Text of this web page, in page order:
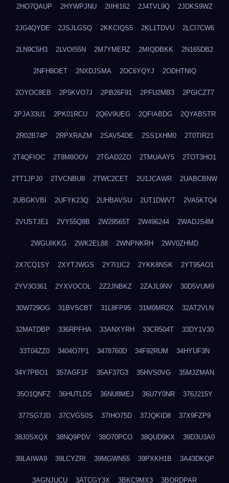
2HO7QAUP 2HYWPJNU 2IIHI162 2J4TVL9Q 2JDKS9WZ
2JG4QYDE 2JSJLGSQ 2KKCIQS5 2KL1TDVU 2LCI7CW6
2LN9C5H3 2LVOI55N 2M7YMERZ 2MIQDBKK 2N165DB2
2NFH8OET 2NXDJSMA 2OC6YQYJ 2ODHTNIQ
2OYOC8EB 2P5KVO7J 2PB26F91 2PFU2MB3 2PGICZT7
2PJA33U1 2PK01RCU 2Q6V9UEG 2QFIABDG 2QYABSTR
2R02B74P 2RPXRAZM 2SAV54DE 2SS1XHM0 2T0TIR21
2T4QFIOC 2T8M8OOV 2TGAD2ZO 2TMUAAY5 2TOT3HO1
2TT1JPJ0 2TVCNBU8 2TWC2CET 2U1JCAWR 2UABCBNW
2UBGKVBI 2UFYK23Q 2UHBAVSU 2UT1DWVT 2VA5KTQ4
2VUSTJE1 2VY55Q8B 2W29565T 2W496244 2WADJS4M
2WGUIKKG 2WK2EL88 2WNPNKRH 2WV0ZHMD
2X7CQ1SY 2XYTJWGS 2Y7I1IC2 2YKK8NSK 2YT95AO1
2YV3O361 2YXVOCOL 2Z2JNBKZ 2ZAJL9NV 30D5VUM9
30W729OG 31BVSCBT 31L8FP95 31M0MR2X 32AT2VLN
32MATDBP 336RPFHA 33ANXYRH 33CR504T 33DY1V30
33T04ZZ0 3404O7P1 3478760D 34F92RUM 34HYUF3N
34Y7PBO1 357AGF1F 35AF37G3 35HVS0VG 35MJZMAN
35O1QNFZ 36HUTLDS 36NU8MEJ 36U7Y0NR 376J215Y
377SG7JD 37CVGS0S 37IHO75D 37JQKID8 37X9FZP9
38J0SXQX 38NQ9PDV 38O70PCO 38QUD9KX 39D3U3A0
39LAIWA9 39LCYZRI 39MGWN55 39PXKH1B 3A43DKQP
3AGNJUCU 3ATCGY3X 3BKC9MX3 3BORDPAR